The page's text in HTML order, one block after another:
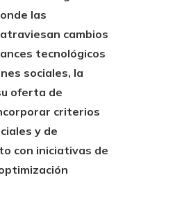
las
cambios
tecnológicos
sociales, la
oferta de
criterios
y de
con iniciativas de